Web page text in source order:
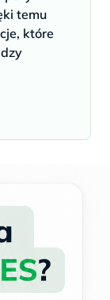
temu
które